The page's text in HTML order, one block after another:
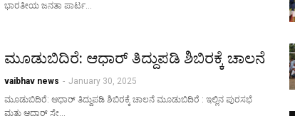
ಭಾರತೀಯ ಜನತಾ ಪಾರ್ಟ…
ಮೂಡುಬಿದಿರೆ: ಆಧಾರ್ ತಿದ್ದುಪಡಿ ಶಿಬಿರಕ್ಕೆ ಚಾಲನೆ
vaibhav news - January 30, 2025
ಮೂಡುಬಿದಿರೆ: ಆಧಾರ್ ತಿದ್ದುಪಡಿ ಶಿಬಿರಕ್ಕೆ ಚಾಲನೆ ಮೂಡುಬಿದಿರೆ : ಇಲ್ಲಿನ ಪುರಸಭೆ
ಮತ್ತು ಆಧಾರ್ ಸೇ…